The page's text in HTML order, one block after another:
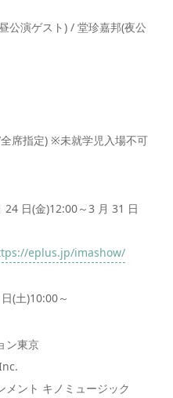
公演ゲスト) / 堂珍嘉邦(夜公
席指定) ※未就学児入場不可
24 日(金)12:00～3 月 31 日
eplus.jp/imashow/
(土)10:00～
ン東京
メント キノミュージック